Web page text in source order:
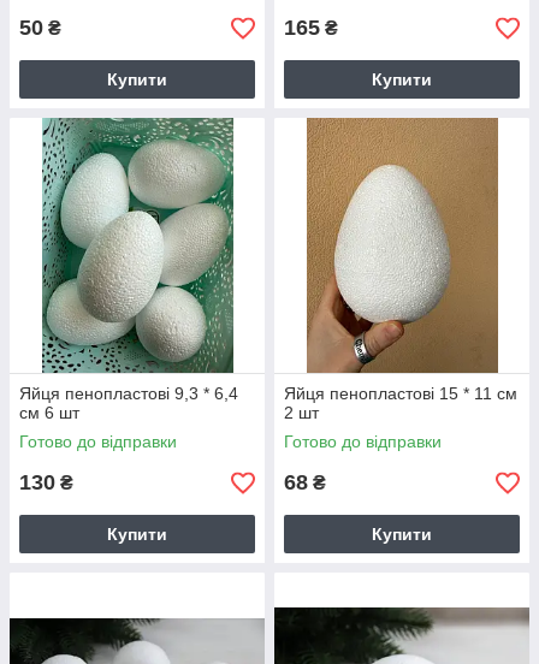
50 ₴
Купити
165 ₴
Купити
Яйця пенопластові 9,3 * 6,4
см 6 шт
Готово до відправки
130 ₴
Купити
Яйця пенопластові 15 * 11 см
2 шт
Готово до відправки
68 ₴
Купити